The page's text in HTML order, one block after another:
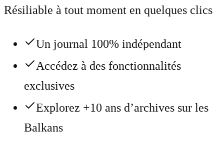
Résiliable à tout moment en quelques clics
Un journal 100% indépendant
Accédez à des fonctionnalités
exclusives
Explorez +10 ans d’archives sur les
Balkans